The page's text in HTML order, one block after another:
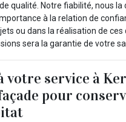
qualité. Notre fiabilité, nous la
à la relation de
ou dans la réalisation de ces
sera la garantie de votre
votre service à
pour